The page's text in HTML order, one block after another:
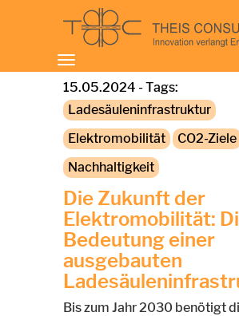
Toggle
navigation
15.05.2024 - Tags:
Ladesäuleninfrastruktur
Elektromobilität
CO2-Ziele
Nachhaltigkeit
Die Zukunft der
Elektromobilität:
Bedeutung einer
ausgebauten
Bis zum Jahr 2030 benötigt